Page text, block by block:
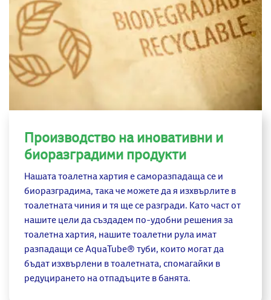
Производство на иновативни и
биоразградими продукти
Нашата тоалетна хартия е саморазпадаща се и
биоразградима, така че можете да я изхвърлите в
тоалетната чиния и тя ще се разгради. Като част от
нашите цели да създадем по-удобни решения за
тоалетна хартия, нашите тоалетни рула имат
разпадащи се AquaTube® туби, които могат да
бъдат изхвърлени в тоалетната, спомагайки в
редуцирането на отпадъците в банята.